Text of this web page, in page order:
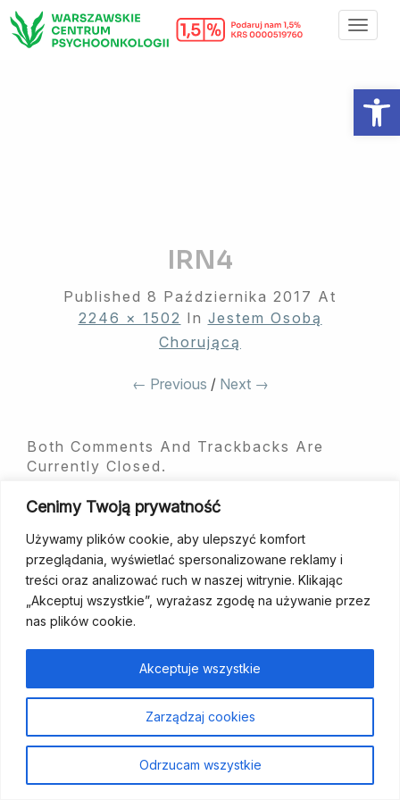
Cenimy Twoją prywatność
Używamy plików cookie, aby ulepszyć komfort
przeglądania, wyświetlać spersonalizowane reklamy i
treści oraz analizować ruch w naszej witrynie. Klikając
„Akceptuj wszystkie”, wyrażasz zgodę na używanie przez
nas plików cookie.
Zarządzaj cookies
Odrzucam wszystkie
Akceptuje wszystkie
IRN4
Published 8 Października 2017 At
2246 × 1502 In Jestem Osobą
Chorującą
← Previous / Next →
Both Comments And Trackbacks Are
Currently Closed.
fundacja@wcp.org.pl +48 534 464 455
Szukam
wsparcia
specjalistów